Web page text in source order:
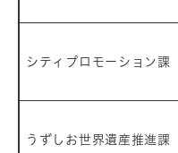
シティプロモーション課
うずしお世界遺産推進課